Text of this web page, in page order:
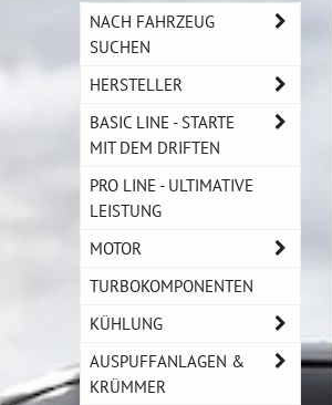
NACH FAHRZEUG
SUCHEN
HERSTELLER
BASIC LINE - STARTE
MIT DEM DRIFTEN
PRO LINE - ULTIMATIVE
LEISTUNG
MOTOR
TURBOKOMPONENTEN
KÜHLUNG
AUSPUFFANLAGEN &
KRÜMMER